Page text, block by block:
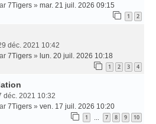
7Tigers » mar. 21 juil. 2026 09:15
1 2
déc. 2021 10:42
7Tigers » lun. 20 juil. 2026 10:18
1 2 3 4
déc. 2021 10:32
7Tigers » ven. 17 juil. 2026 10:20
1 7 8 9 10